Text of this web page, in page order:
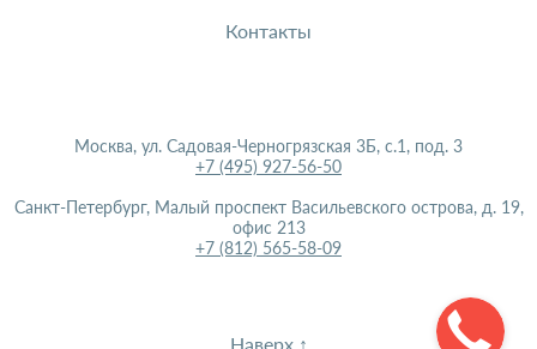
Контакты
Москва, ул. Садовая-Черногрязская 3Б, с.1, под. 3
+7 (495) 927-56-50
Санкт-Петербург, Малый проспект Васильевского острова, д. 19,
офис 213
+7 (812) 565-58-09
Наверх ↑